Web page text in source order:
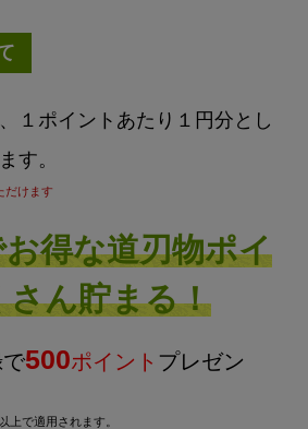
１ポイントあたり１円分とし
す。
だけます
得な道刃物ポイ
ん貯まる！
500ポイント プレゼン
上で適用されます。